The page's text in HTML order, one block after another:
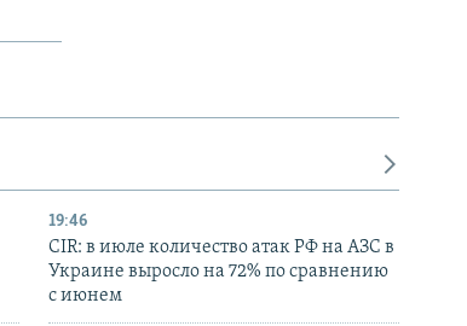
19:46
CIR: в июле количество атак РФ на АЗС в
Украине выросло на 72% по сравнению
с июнем